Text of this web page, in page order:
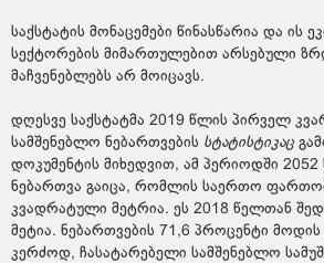
საქსტატის მონაცემები წინასწარია და ის
სექტორების მიმართულებით არსებული
მაჩვენებლებს არ მოიცავს.
დღესვე საქსტატმა 2019 წლის პირველ
სამშენებლო ნებართვების სტატისტიკაც
დოკუმენტის მიხედვით, ამ პერიოდში 2052
ნებართვა გაიცა, რომლის საერთო
კვადრატული მეტრია. ეს 2018 წელთან
მეტია. ნებართვების 71,6 პროცენტი მოდის
კერძოდ, ჩასატარებელი სამშენებლო